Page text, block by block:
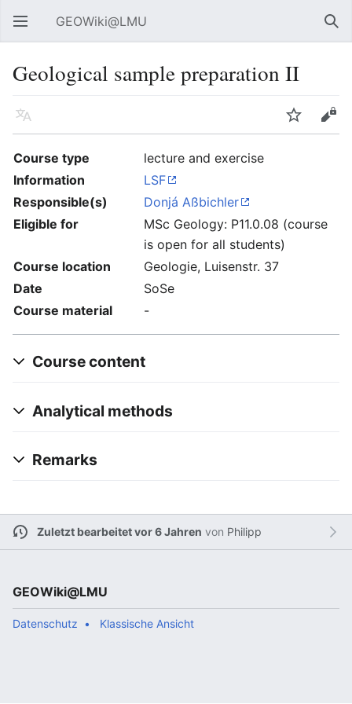
Hauptmenü öffnen GEOWiki@LMU
Geological sample preparation II
Sprache Beobachten Bearbeiten
Course type
lecture and exercise
Information
LSF
Responsible(s)
Donjá Aßbichler
Eligible for
MSc Geology: P11.0.08 (course
is open for all students)
Course location
Geologie, Luisenstr. 37
Date
SoSe
Course material
-
Course content
Analytical methods
Remarks
Zuletzt bearbeitet vor 6 Jahren von Philipp
GEOWiki@LMU
Datenschutz Klassische Ansicht